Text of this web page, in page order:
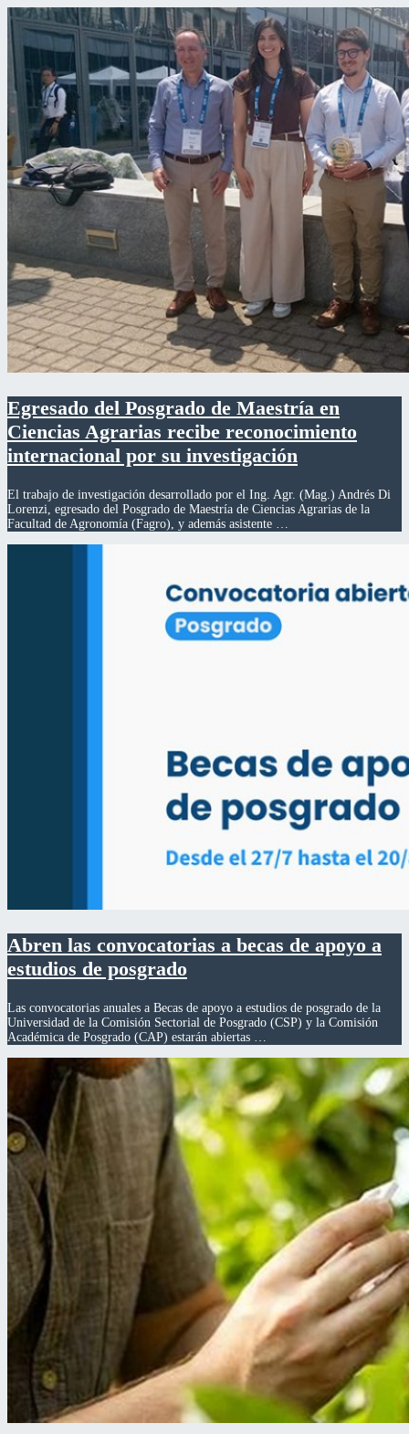
Egresado del Posgrado de Maestría en
Ciencias Agrarias recibe reconocimiento
internacional por su investigación
El trabajo de investigación desarrollado por el Ing. Agr. (Mag.) Andrés Di
Lorenzi, egresado del Posgrado de Maestría de Ciencias Agrarias de la
Facultad de Agronomía (Fagro), y además asistente …
Abren las convocatorias a becas de apoyo a
estudios de posgrado
Las convocatorias anuales a Becas de apoyo a estudios de posgrado de la
Universidad de la Comisión Sectorial de Posgrado (CSP) y la Comisión
Académica de Posgrado (CAP) estarán abiertas …